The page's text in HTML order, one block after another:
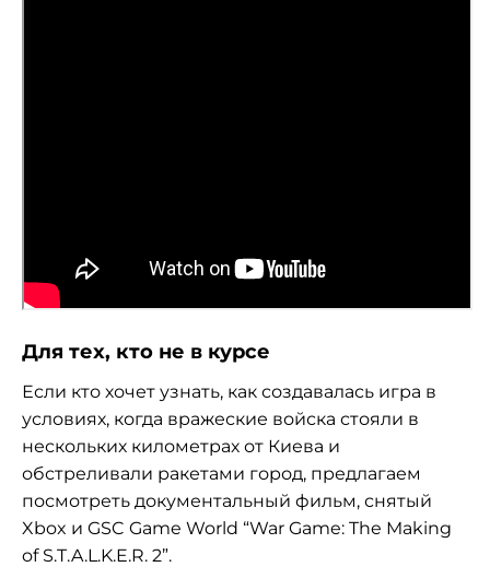
Для тех, кто не в курсе
Если кто хочет узнать, как создавалась игра в
условиях, когда вражеские войска стояли в
нескольких километрах от Киева и
обстреливали ракетами город, предлагаем
посмотреть документальный фильм, снятый
Xbox и GSC Game World “War Game: The Making
of S.T.A.L.K.E.R. 2”.